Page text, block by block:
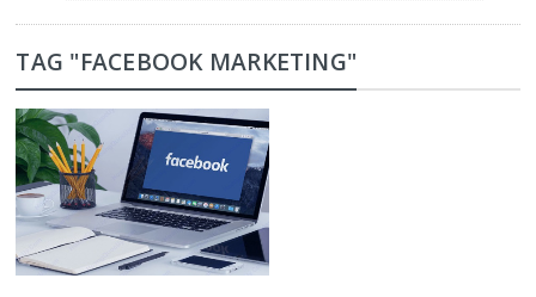
TAG "FACEBOOK MARKETING"